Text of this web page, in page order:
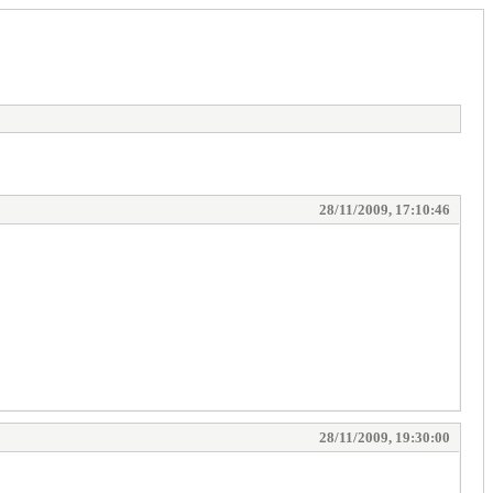
28/11/2009, 17:10:46
28/11/2009, 19:30:00